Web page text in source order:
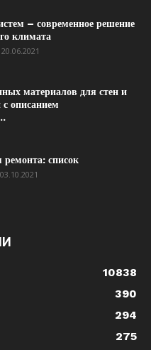
– современное решение
климата
20.06.2021
материалов для стен и
с описанием
список
03.10.2021
10838
390
294
275